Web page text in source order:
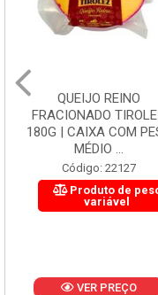
QUEIJO REINO
FRACIONADO
180G | CAIXA COM
MÉDIO ...
Código: 22127
Produto de
variável
VER PREÇO